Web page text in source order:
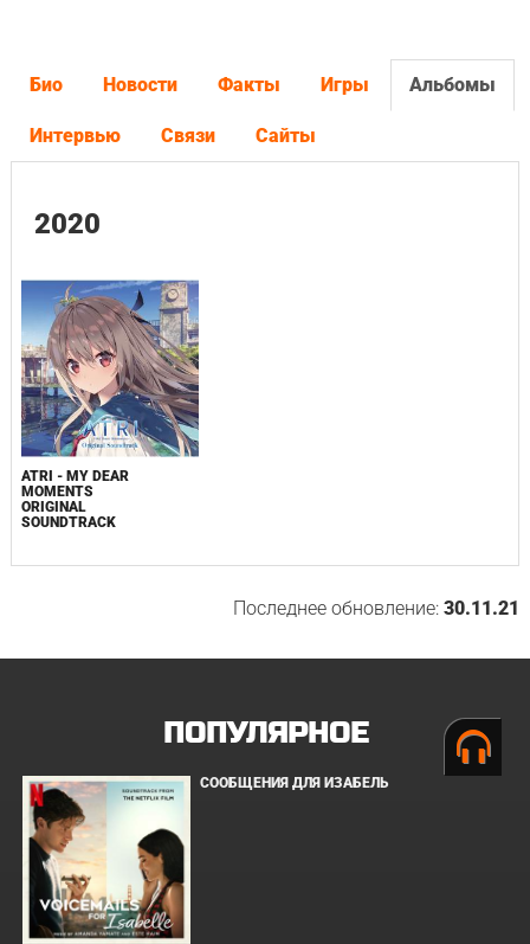
Био Новости Факты Игры Альбомы
Интервью Связи Сайты
2020
ATRI - MY DEAR
MOMENTS
ORIGINAL
SOUNDTRACK
Последнее обновление:30.11.21
ПОПУЛЯРНОЕ
СООБЩЕНИЯ ДЛЯ ИЗАБЕЛЬ